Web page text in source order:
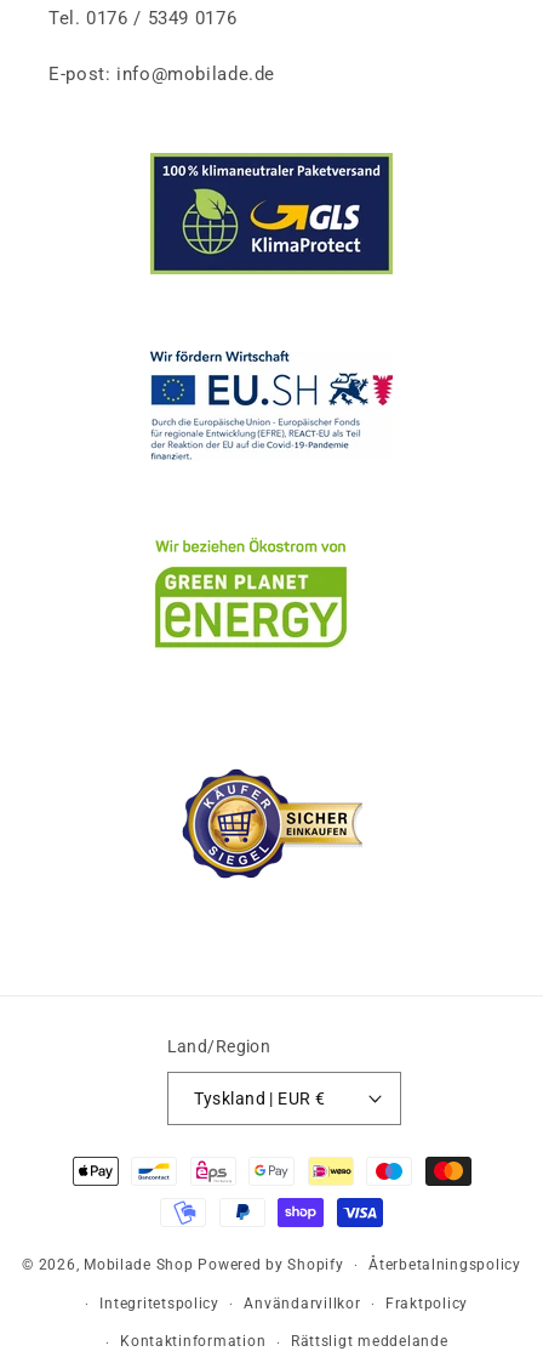
Tel. 0176 / 5349 0176
E-post: info@mobilade.de
Land/Region
Tyskland | EUR €
Betalningsmetoder
© 2026, Mobilade Shop Powered by Shopify Återbetalningspolicy
Integritetspolicy Användarvillkor Fraktpolicy
Kontaktinformation Rättsligt meddelande